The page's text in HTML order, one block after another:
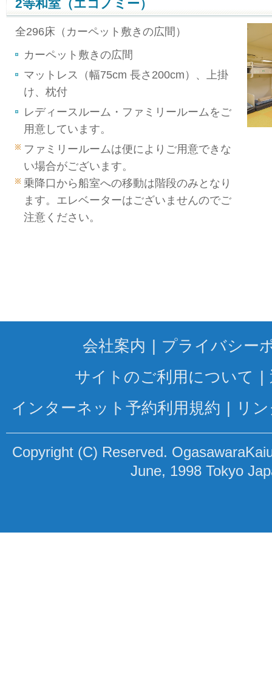
2等和室（エコノミー）
全296床（カーペット敷きの広間）
カーペット敷きの広間
マットレス（幅75cm 長さ200cm）、上掛
け、枕付
レディースルーム・ファミリールームをご
用意しています。
ファミリールームは便によりご用意できな
い場合がございます。
乗降口から船室への移動は階段のみとなり
ます。エレベーターはございませんのでご
注意ください。
会社案内
プライバシー
サイトのご利用について
インターネット予約利用規約
リ
Copyright (C) Reserved.
June, 1998 Tokyo